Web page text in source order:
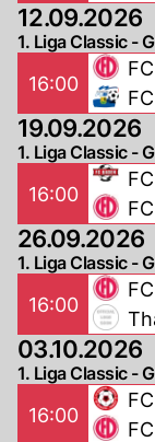
12.09.2026
1. Liga Classic -
16:00
19.09.2026
1. Liga Classic -
16:00
26.09.2026
1. Liga Classic -
16:00
03.10.2026
1. Liga Classic -
16:00